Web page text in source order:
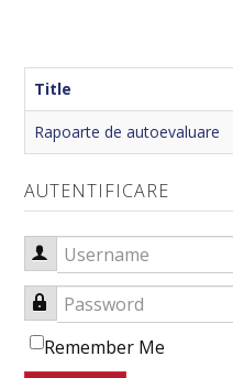
MUSIC DEPARTMENT
VISUAL ARTS DEPARTMENT
ERASMUS
Title
Rapoarte de autoevaluare
AUTENTIFICARE
Username
Password
Remember Me